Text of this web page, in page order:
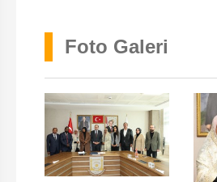
Foto Galeri